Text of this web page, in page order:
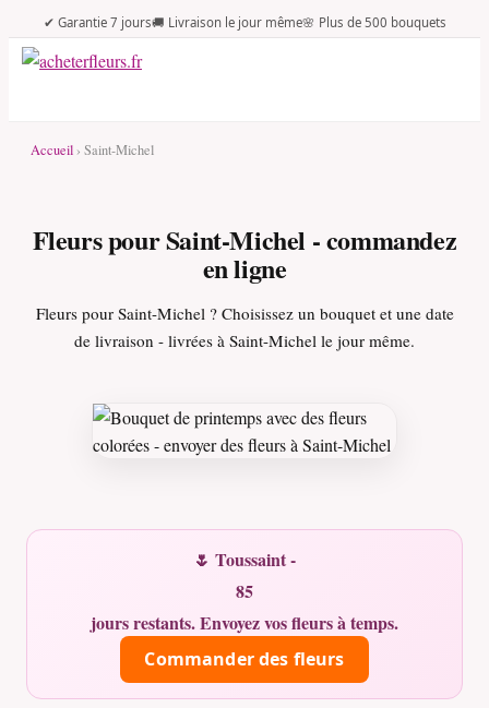
✔ Garantie 7 jours🚚 Livraison le jour même🌸 Plus de 500 bouquets
Accueil › Saint-Michel
Fleurs pour Saint-Michel - commandez
en ligne
Fleurs pour Saint-Michel ? Choisissez un bouquet et une date
de livraison - livrées à Saint-Michel le jour même.
🌷 Toussaint -
85
jours restants. Envoyez vos fleurs à temps.
Commander des fleurs